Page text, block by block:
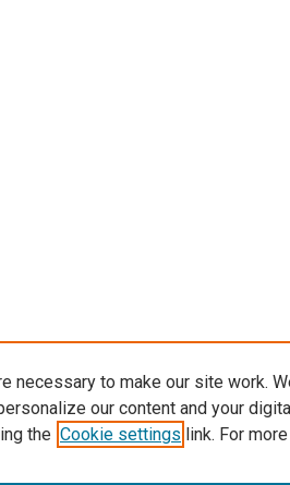
necessary to make our site work.
our content and your
the Cookie settings link. For